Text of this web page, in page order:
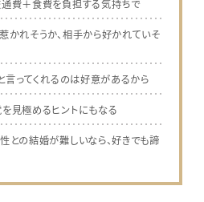
費＋食費を負担する気持ちで
かれそうか、相手から好かれていそ
言ってくれるのは好意があるから
見極めるヒントにもなる
との結婚が難しいなら、好きでも諦